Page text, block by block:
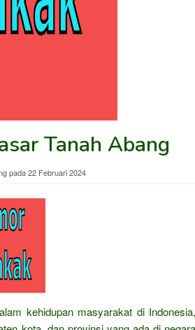
Tanah Abang
pada22 Februari 2024
kehidupan masyarakat di Indonesia,